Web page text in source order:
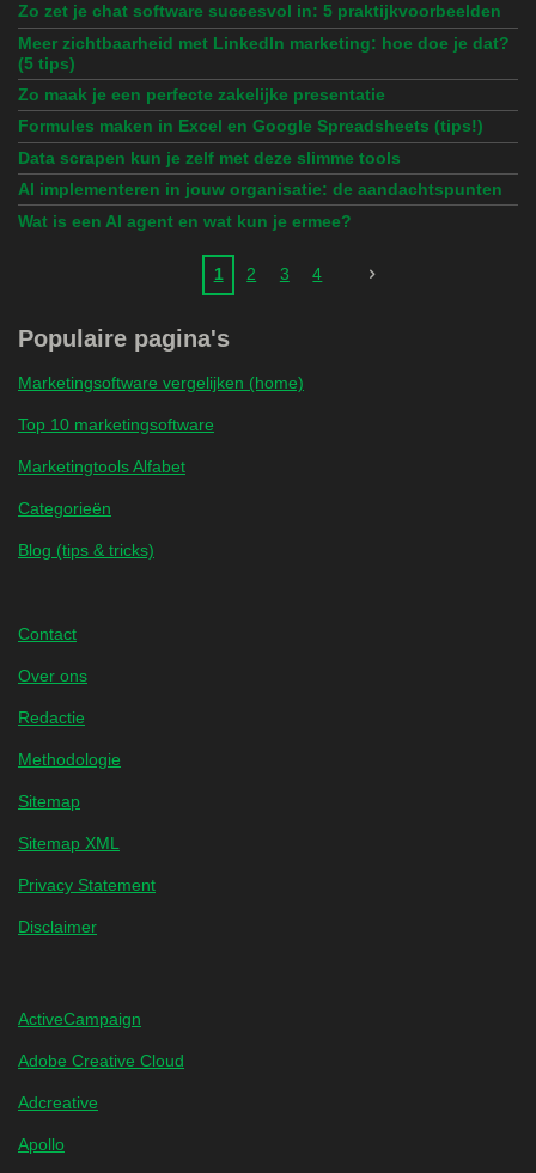
Zo zet je chat software succesvol in: 5 praktijkvoorbeelden
Meer zichtbaarheid met LinkedIn marketing: hoe doe je dat?
(5 tips)
Zo maak je een perfecte zakelijke presentatie
Formules maken in Excel en Google Spreadsheets (tips!)
Data scrapen kun je zelf met deze slimme tools
AI implementeren in jouw organisatie: de aandachtspunten
Wat is een AI agent en wat kun je ermee?
1 2 3 4
Populaire pagina's
Marketingsoftware vergelijken (home)
Top 10 marketingsoftware
Marketingtools Alfabet
Categorieën
Blog (tips & tricks)
Contact
Over ons
Redactie
Methodologie
Sitemap
Sitemap XML
Privacy Statement
Disclaimer
ActiveCampaign
Adobe Creative Cloud
Adcreative
Apollo